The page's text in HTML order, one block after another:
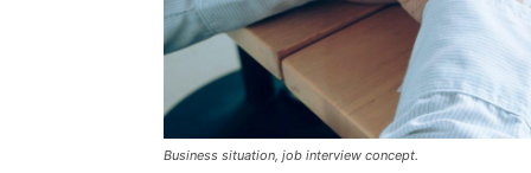
Business situation, job interview concept.